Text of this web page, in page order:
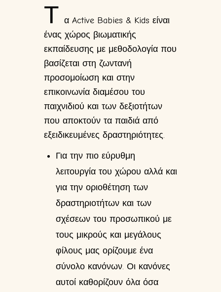
Τ α Active Babies & Kids είναι
ένας χώρος βιωματικής
εκπαίδευσης με μεθοδολογία που
βασίζεται στη ζωντανή
προσομοίωση και στην
επικοινωνία διαμέσου του
παιχνιδιού και των δεξιοτήτων
που αποκτούν τα παιδιά από
εξειδικευμένες δραστηριότητες.
Για την πιο εύρυθμη
λειτουργία του χώρου αλλά και
για την οριοθέτηση των
δραστηριοτήτων και των
σχέσεων του προσωπικού με
τους μικρούς και μεγάλους
φίλους μας ορίζουμε ένα
σύνολο κανόνων. Οι κανόνες
αυτοί καθορίζουν όλα όσα